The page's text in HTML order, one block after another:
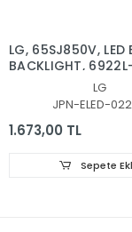
LG, 65SJ850V, LED
BACKLIGHT,
0222A, 6916L2879A,
6916L2873A, 65''
AS1 2879, 2873
LG
JPN-ELED-
1.673,00 TL
Sepete